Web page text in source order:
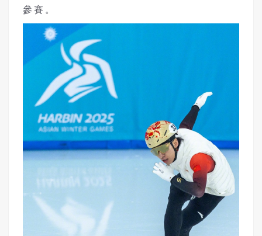
參賽。